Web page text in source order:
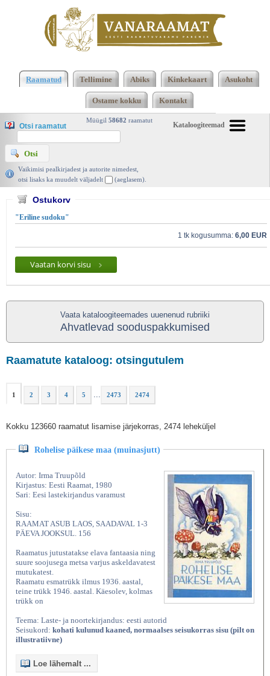
Kasutatud raamatud | Vanaraamatee
järjekorras, 2474 leheküljelKasutatud raamatud |
Vanaraamat. ee raamatupood
Raamatud Tellimine Abiks Kinkekaart Asukoht
Ostame kokku Kontakt
Kataloogiteemad
Müügil 58682 raamatut
Otsi raamatut
Vaikimisi pealkirjadest ja autorite nimedest,
otsi lisaks ka muudelt väljadelt
(aeglasem).
Ostukorv
"Eriline sudoku"
1 tk kogusumma: 6,00 EUR
Vaatan korvi sisu
Vaata kataloogiteemades uuenenud rubriiki
Ahvatlevad sooduspakkumised
Raamatute kataloog: otsingutulem
1 2 3 4 5 ... 2473 2474
Kokku 123660 raamatut lisamise järjekorras, 2474 leheküljel
Rohelise päikese maa (muinasjutt)
Autor: Irma Truupõld
Kirjastus: Eesti Raamat, 1980
Sari: Eesi lastekirjandus varamust
Sisu:
RAAMAT ASUB LAOS, SAADAVAL 1-3
PÄEVA JOOKSUL. 156
Raamatus jutustatakse elava fantaasia ning
suure soojusega metsa varjus askeldavatest
mutukatest.
Raamatu esmatrükk ilmus 1936. aastal,
teine trükk 1946. aastal. Käesolev, kolmas
trükk on
Teema: Laste- ja noortekirjandus: eesti autorid
Seisukord: kohati kulunud kaaned, normaalses seisukorras sisu (pilt on
illustratiivne)
Loe lähemalt ...